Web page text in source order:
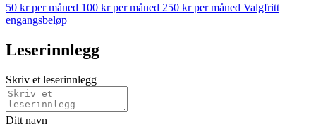
50 kr per måned 100 kr per måned 250 kr per måned Valgfritt
engangsbeløp
Leserinnlegg
Skriv et leserinnlegg
Ditt navn